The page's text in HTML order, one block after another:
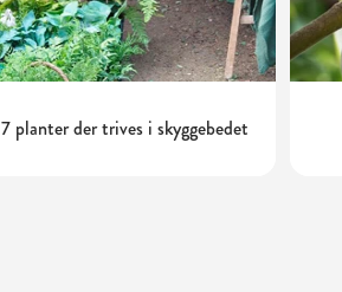
7 planter der trives i skyggebedet